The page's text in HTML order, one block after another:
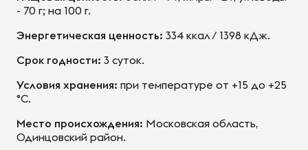
- 70 г; на 100 г.
Энергетическая ценность: 334 ккал / 1398 кДж.
Срок годности: 3 суток.
Условия хранения: при температуре от +15 до +25
°С.
Место происхождения: Московская область,
Одинцовский район.